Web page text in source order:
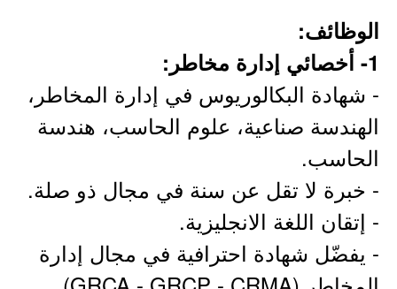
الوظائف:
1- أخصائي إدارة مخاطر:
- شهادة البكالوريوس في إدارة المخاطر،
الهندسة صناعية، علوم الحاسب، هندسة
الحاسب.
- خبرة لا تقل عن سنة في مجال ذو صلة.
- إتقان اللغة الانجليزية.
- يفضّل شهادة احترافية في مجال إدارة